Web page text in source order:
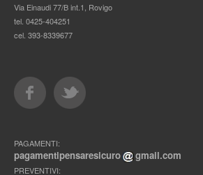
Via Einaudi 77/B int.1, Rovigo
tel. 0425-404251
cel. 393-8339677
PAGAMENTI:
pagamentipensaresicuro gmail.com
PREVENTIVI: